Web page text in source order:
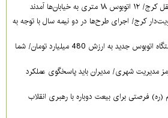
آمدند
کرج/ اجرای طرح‌ها در دو نیمه سال با توجه به
فردا؛ آیین رونمایی از ۱۲ دستگاه اتوبوس جدید به ارزش 480 میلیارد تومان/ شما
مدیریت شهری‌/ مدیران باید پاسخگوی عملکرد
(ره) فرصتی برای بیعت دوباره با رهبری انقلاب